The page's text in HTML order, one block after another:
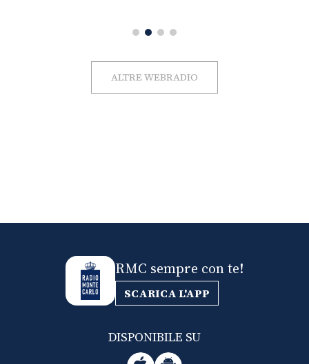
ALTRE WEBRADIO
RMC sempre con te!
SCARICA L'APP
DISPONIBILE SU